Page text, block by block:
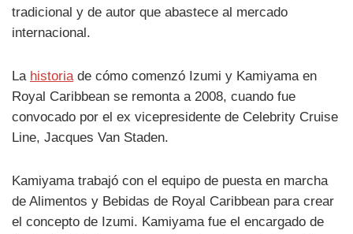
tradicional y de autor que abastece al mercado
internacional.
La historiade cómo comenzó Izumi y Kamiyama en
Royal Caribbean se remonta a 2008, cuando fue
convocado por el ex vicepresidente de Celebrity Cruise
Line, Jacques Van Staden.
Kamiyama trabajó con el equipo de puesta en marcha
de Alimentos y Bebidas de Royal Caribbean para crear
el concepto de Izumi. Kamiyama fue el encargado de